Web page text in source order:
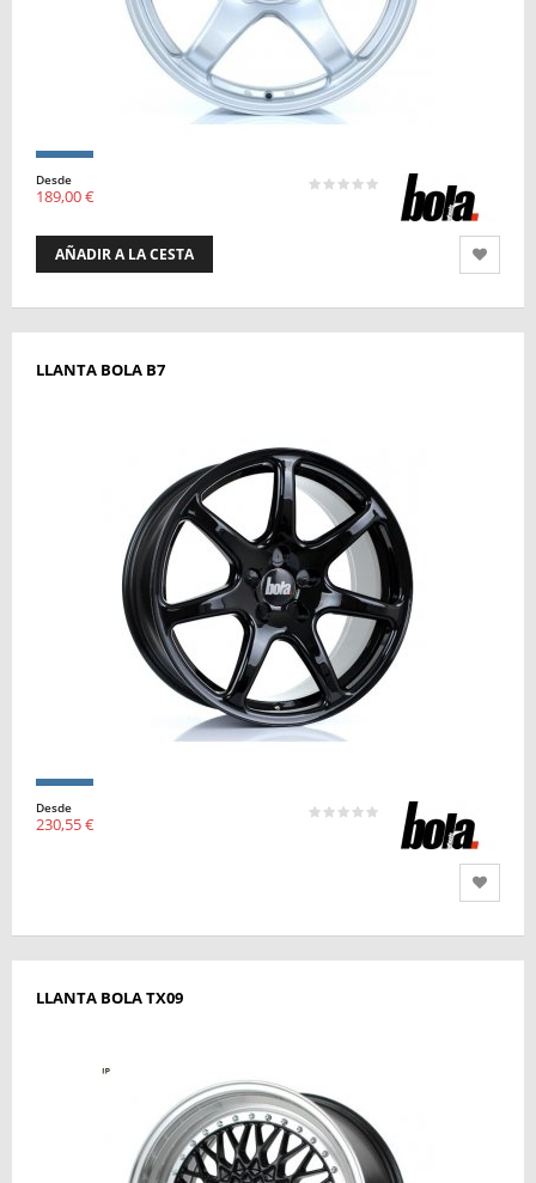
Desde
189,00 €
AÑADIR A LA CESTA
LLANTA BOLA B7
Desde
230,55 €
LLANTA BOLA TX09